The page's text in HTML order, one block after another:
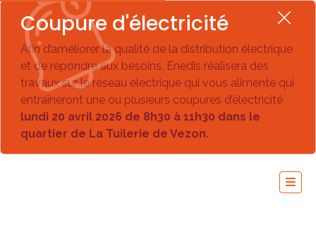
Coupure d'électricité
Afin d’améliorer la qualité de la distribution électrique
et de répondre aux besoins, Enedis réalisera des
travaux sur le réseau électrique qui vous alimente qui
entraîneront une ou plusieurs coupures d’électricité
lundi 20 avril 2026 de 8h30 à 11h30 dans le
quartier de La Tuilerie de Vezon.